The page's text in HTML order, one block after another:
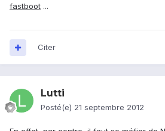
fastboot ...
Citer
Lutti
Posté(e) 21 septembre 2012